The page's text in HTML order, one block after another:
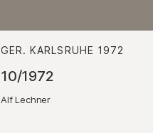
GER. KARLSRUHE 1972
10/1972
Alf Lechner